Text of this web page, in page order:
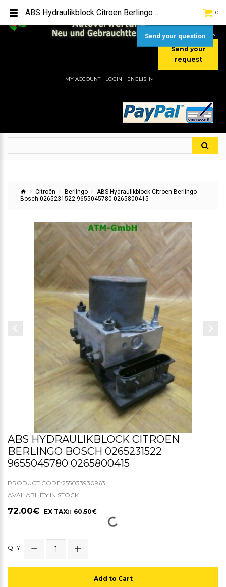
[+49] (0) 2232-5205
[+49] (0) 177 / 4080033
Send your
request
0
MY ACCOUNT LOGIN ENGLISH
Citroën Berlingo
ABS Hydraulikblock Citroen Berlingo
Bosch 0265231522 9655045780 0265800415
ABS HYDRAULIKBLOCK CITROEN
BERLINGO BOSCH 0265231522
9655045780 0265800415
PRODUCT CODE:255033930963
AVAILABILITY:IN STOCK
72.00€ EX TAX:: 60.50€
QTY
Add to Cart
ABS Hydraulikblock Citroen Berlingo Bosch 0265231522 9655045780 0265800415
Send your question